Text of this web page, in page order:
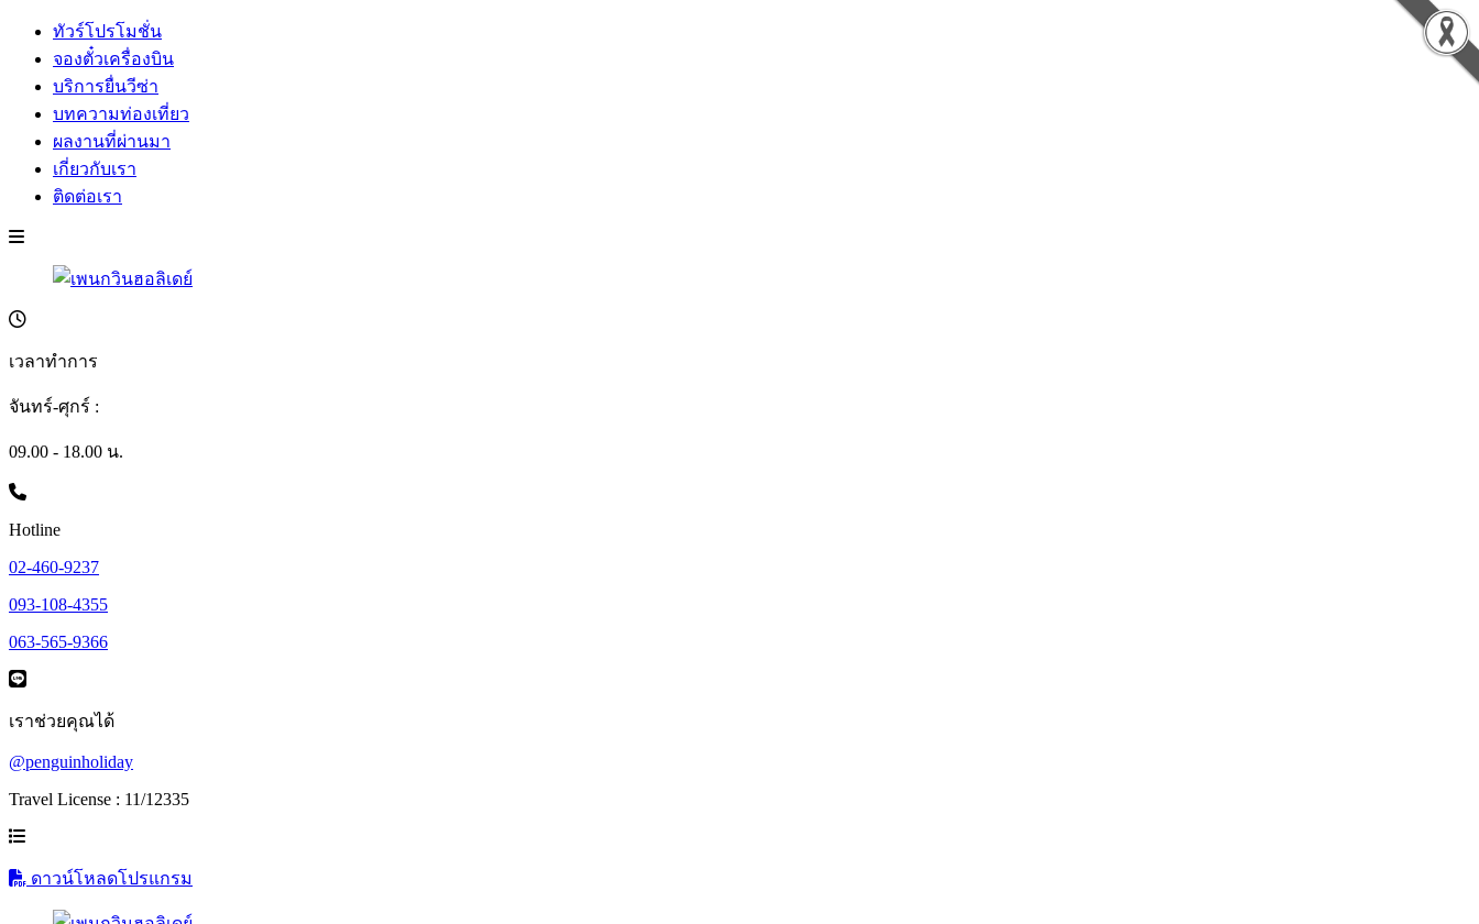
ทัวร์โปรโมชั่น
จองตั๋วเครื่องบิน
บริการยื่นวีซ่า
บทความท่องเที่ยว
ผลงานที่ผ่านมา
เกี่ยวกับเรา
ติดต่อเรา
เวลาทำการ
จันทร์-ศุกร์ :
09.00 - 18.00 น.
Hotline
02-460-9237
093-108-4355
063-565-9366
เราช่วยคุณได้
@penguinholiday
Travel License : 11/12335
ดาวน์โหลดโปรแกรม